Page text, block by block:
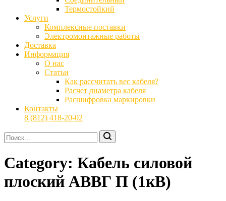
Термостойкий
Услуги
Комплексные поставки
Электромонтажные работы
Доставка
Информация
О нас
Статьи
Как рассчитать вес кабеля?
Расчет диаметра кабеля
Расшифровка маркировки
Контакты
8 (812) 418-20-02
Category: Кабель силовой
плоский АВВГ П (1кВ)